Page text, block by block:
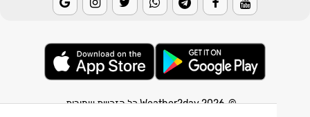
© 2026 Weather2day כל הזכויות שמורות